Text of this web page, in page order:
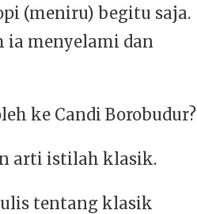
(meniru) begitu saja.
menyelami dan
ke Candi Borobudur?
arti istilah klasik.
tentang klasik